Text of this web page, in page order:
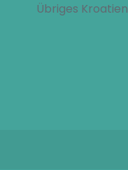
Übriges Kroatien